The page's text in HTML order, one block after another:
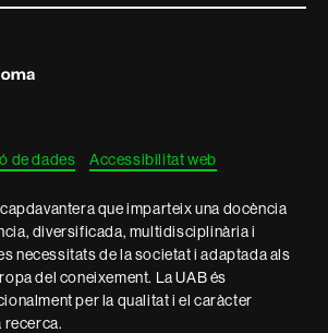
de dades Accessibilitat web
que imparteix una docència
diversificada, multidisciplinària i
necessitats de la societat i adaptada als
del coneixement. La UAB és
per la qualitat i el caràcter
recerca.